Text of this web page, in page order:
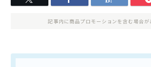
記事内に商品プロモーションを含む場合が